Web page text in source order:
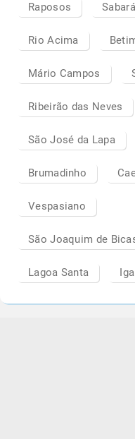
Raposos Sabará
Rio Acima
Mário Campos
Ribeirão das Neves
São José da Lapa
Brumadinho
Vespasiano
São Joaquim de
Lagoa Santa